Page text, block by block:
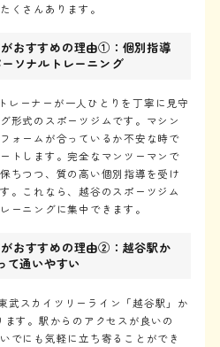
くさんあります。
おすすめの理由①：個別指導
ソナルトレーニング
レーナーが一人ひとりを丁寧に見守
形式のスポーツジムです。マシン
ォームが合っているか不安な時で
トします。完全なマンツーマンで
ちつつ、質の高い個別指導を受け
。これなら、越谷のスポーツジム
ーニングに集中できます。
おすすめの理由②：越谷駅か
て通いやすい
武スカイツリーライン「越谷駅」か
す。駅からのアクセスが良いの
でにも気軽に立ち寄ることができ